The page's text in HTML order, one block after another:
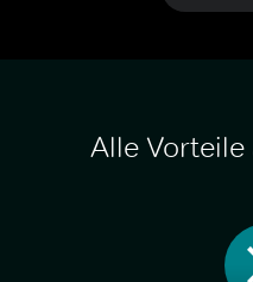
Alle